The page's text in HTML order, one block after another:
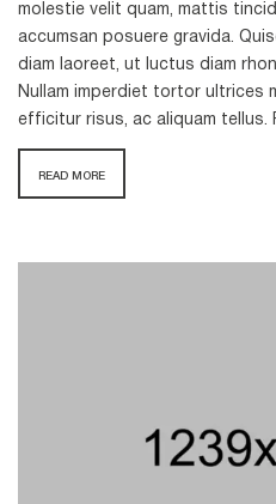
molestie velit quam, mattis
accumsan posuere gravida.
diam laoreet, ut luctus diam
Nullam imperdiet tortor ultrices
efficitur risus, ac aliquam tellus.
READ MORE